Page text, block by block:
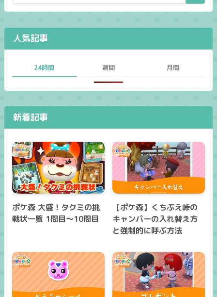
人気記事
24時間 週間 月間
新着記事
ポケ森 大盛！タクミの挑
戦状一覧 1問目～10問目
【ポケ森】くちぶえ峠の
キャンパーの入れ替え方
と強制的に呼ぶ方法